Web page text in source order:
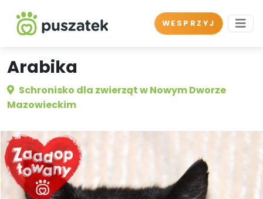
WESPRZYJ
Arabika
Schronisko dla zwierząt w Nowym Dworze
Mazowieckim